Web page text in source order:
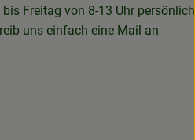
Freitag von 8-13 Uhr persönlich
uns einfach eine Mail an